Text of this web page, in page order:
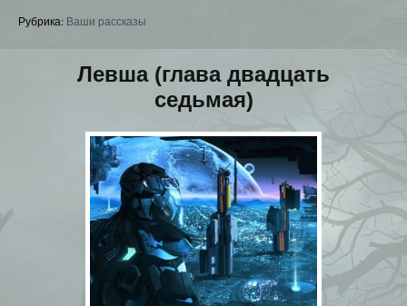
Рубрика: Ваши рассказы
Левша (глава двадцать
седьмая)